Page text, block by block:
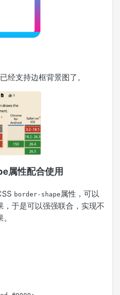
经支持边框背景图了。
属性配合使用
border-shape 属性，可以
，于是可以强强联合，实现不